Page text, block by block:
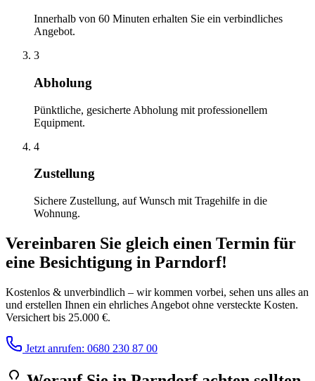
Innerhalb von 60 Minuten erhalten Sie ein verbindliches
Angebot.
3
Abholung
Pünktliche, gesicherte Abholung mit professionellem
Equipment.
4
Zustellung
Sichere Zustellung, auf Wunsch mit Tragehilfe in die
Wohnung.
Vereinbaren Sie gleich einen Termin für
eine Besichtigung in Parndorf!
Kostenlos & unverbindlich – wir kommen vorbei, sehen uns alles an
und erstellen Ihnen ein ehrliches Angebot ohne versteckte Kosten.
Versichert bis 25.000 €.
Jetzt anrufen: 0680 230 87 00